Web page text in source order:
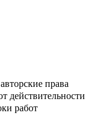
права
действительности
работ